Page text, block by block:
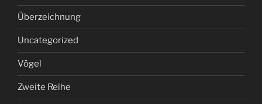
Überzeichnung
Uncategorized
Vögel
Zweite Reihe